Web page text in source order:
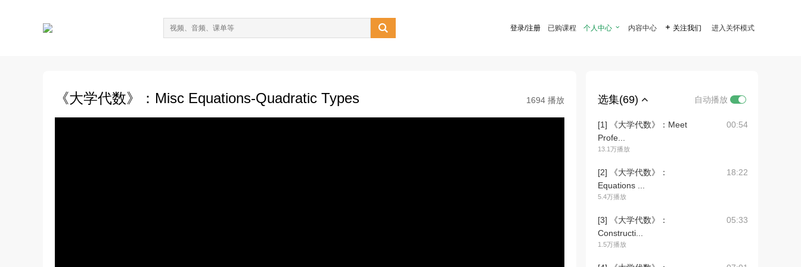
 登录/注册 已购课程 个人中心  内容中心  关注我们 进入关怀模式
《大学代数》：Misc Equations-Quadratic Types 1694 播放 选集(69) 自动播放
[1] 《大学代数》：Meet
Profe...
13.1万播放
00:54
[2] 《大学代数》：
Equations ...
5.4万播放
18:22
[3] 《大学代数》：
Constructi...
1.5万播放
05:33